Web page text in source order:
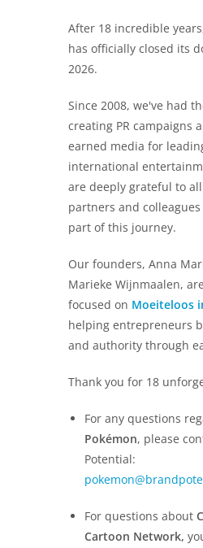
After 18 incredible
has officially closed its
2026.
Since 2008, we've had
creating PR campaigns
earned media for
international
are deeply grateful to
partners and
part of this journey.
Our founders, Anna
Marieke Wijnmaalen,
focused on Moeiteloos
helping entrepreneurs
and authority through
Thank you for 18
For any questions
Pokémon, please
Potential:
For questions about
Cartoon Network,